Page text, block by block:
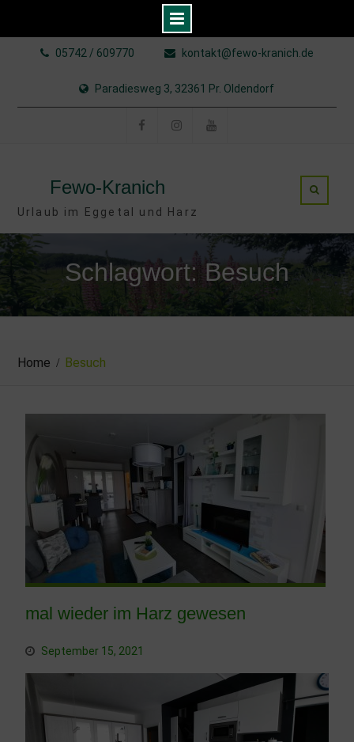
05742 / 609770 kontakt@fewo-kranich.de
Paradiesweg 3, 32361 Pr. Oldendorf
Fewo-Kranich
Urlaub im Eggetal und Harz
Schlagwort: Besuch
Home Besuch
mal wieder im Harz gewesen
September 15, 2021